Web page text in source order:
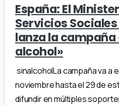
España: El
Servicios
lanza la campaña
alcohol»
sinalcoholLa campaña va a
noviembre hasta el 29 de
difundir en múltiples